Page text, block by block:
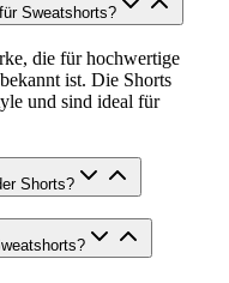
Sweatshorts?
die für hochwertige
ist. Die Shorts
und sind ideal für
Shorts?